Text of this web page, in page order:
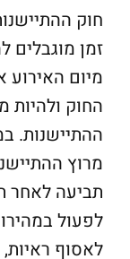
חוק
מיום האירוע
החוק ולהיות
ההתיישנות.
מרוץ
תביעה לאחר
לפעול
לאסוף